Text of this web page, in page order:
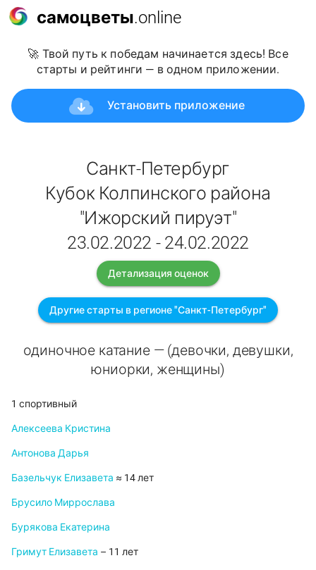
самоцветы.online
🚀 Твой путь к победам начинается здесь! Все
старты и рейтинги — в одном приложении.
Установить приложение
Санкт-Петербург
Кубок Колпинского района
"Ижорский пируэт"
23.02.2022 - 24.02.2022
Детализация оценок
Другие старты в регионе "Санкт-Петербург"
одиночное катание — (девочки, девушки,
юниорки, женщины)
1 спортивный
Алексеева Кристина
Антонова Дарья
Базельчук Елизавета ≈ 14 лет
Брусило Миррослава
Бурякова Екатерина
Гримут Елизавета – 11 лет